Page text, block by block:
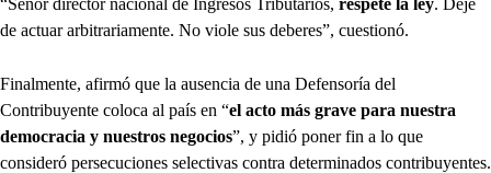
“Señor director nacional de Ingresos Tributarios, respete la ley. Deje
de actuar arbitrariamente. No viole sus deberes”, cuestionó.
Finalmente, afirmó que la ausencia de una Defensoría del
Contribuyente coloca al país en “el acto más grave para nuestra
democracia y nuestros negocios”, y pidió poner fin a lo que
consideró persecuciones selectivas contra determinados contribuyentes.